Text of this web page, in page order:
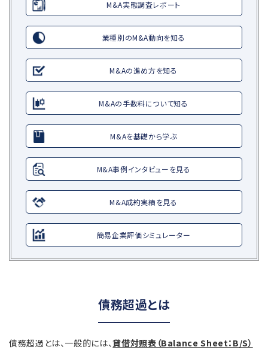
M&A実態調査レポート
業種別のM&A動向を知る
M&Aの進め方を知る
M&Aの手数料について知る
M&Aを基礎から学ぶ
M&A事例インタビューを見る
M&A成約実績を見る
簡易企業評価シミュレーター
債務超過とは
債務超過とは、一般的には、貸借対照表（Balance Sheet：B/S）